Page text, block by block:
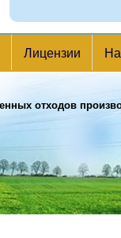
Лицензии
отходов